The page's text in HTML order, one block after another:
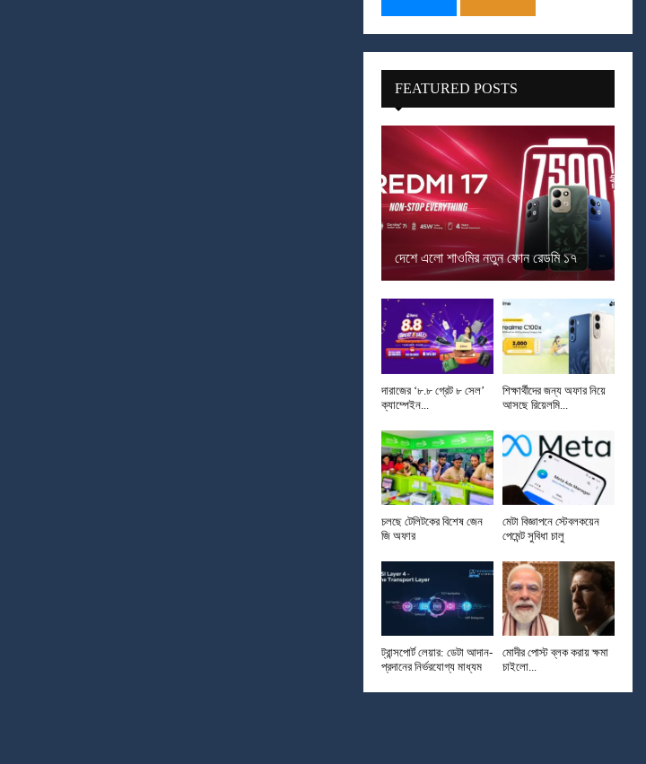
FEATURED POSTS
দেশে এলো শাওমির নতুন ফোন রেডমি ১৭
দারাজের ‘৮.৮ গ্রেট ৮ সেল’
ক্যাম্পেইন...
শিক্ষার্থীদের জন্য অফার নিয়ে
আসছে রিয়েলমি...
চলছে টেলিটকের বিশেষ জেন
জি অফার
মেটা বিজ্ঞাপনে স্টেবলকয়েন
পেমেন্ট সুবিধা চালু
ট্রান্সপোর্ট লেয়ার: ডেটা আদান-
প্রদানের নির্ভরযোগ্য মাধ্যম
মোদীর পোস্ট ব্লক করায় ক্ষমা
চাইলো...